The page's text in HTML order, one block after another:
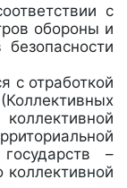
с
обороны и
с отработкой
–
коллективной